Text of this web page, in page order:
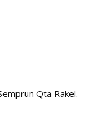
Qta Rakel.